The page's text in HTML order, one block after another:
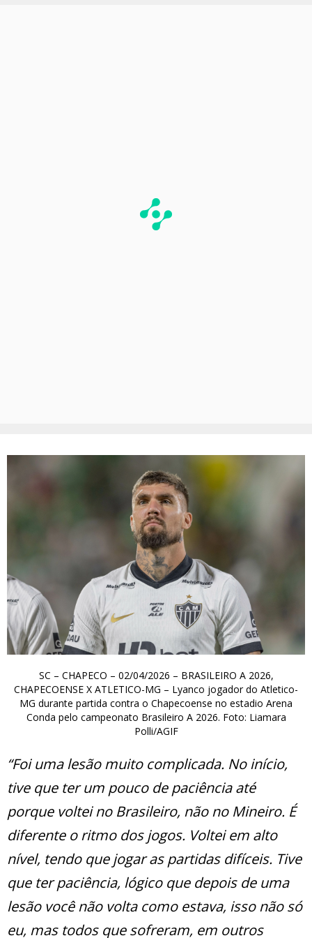
SC – CHAPECO – 02/04/2026 – BRASILEIRO A 2026,
CHAPECOENSE X ATLETICO-MG – Lyanco jogador do Atletico-
MG durante partida contra o Chapecoense no estadio Arena
Conda pelo campeonato Brasileiro A 2026. Foto: Liamara
Polli/AGIF
“Foi uma lesão muito complicada. No início,
tive que ter um pouco de paciência até
porque voltei no Brasileiro, não no Mineiro. É
diferente o ritmo dos jogos. Voltei em alto
nível, tendo que jogar as partidas difíceis. Tive
que ter paciência, lógico que depois de uma
lesão você não volta como estava, isso não só
eu, mas todos que sofreram, em outros